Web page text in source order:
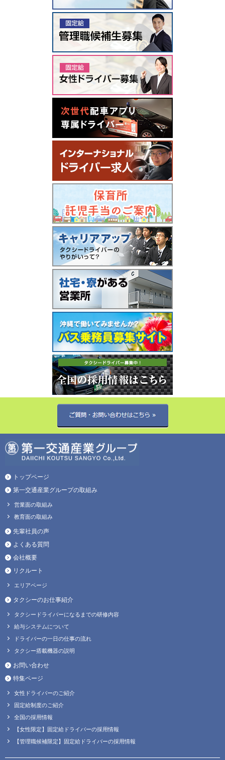
トップページ
第一交通産業グループの取組み
営業面の取組み
教育面の取組み
先輩社員の声
よくある質問
会社概要
リクルート
エリアページ
タクシーのお仕事紹介
タクシードライバーになるまでの研修内容
給与システムについて
ドライバーの一日の仕事の流れ
タクシー搭載機器の説明
お問い合わせ
特集ページ
女性ドライバーのご紹介
固定給制度のご紹介
全国の採用情報
【女性限定】固定給ドライバーの採用情報
【管理職候補限定】固定給ドライバーの採用情報